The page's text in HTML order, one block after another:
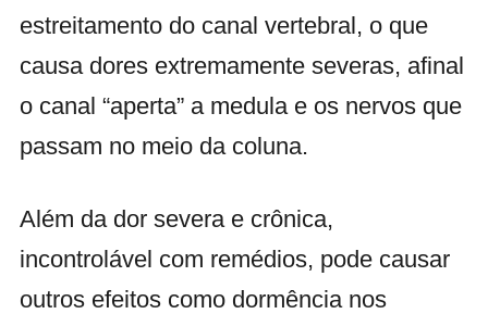
estreitamento do canal vertebral, o que
causa dores extremamente severas, afinal
o canal “aperta” a medula e os nervos que
passam no meio da coluna.
Além da dor severa e crônica,
incontrolável com remédios, pode causar
outros efeitos como dormência nos